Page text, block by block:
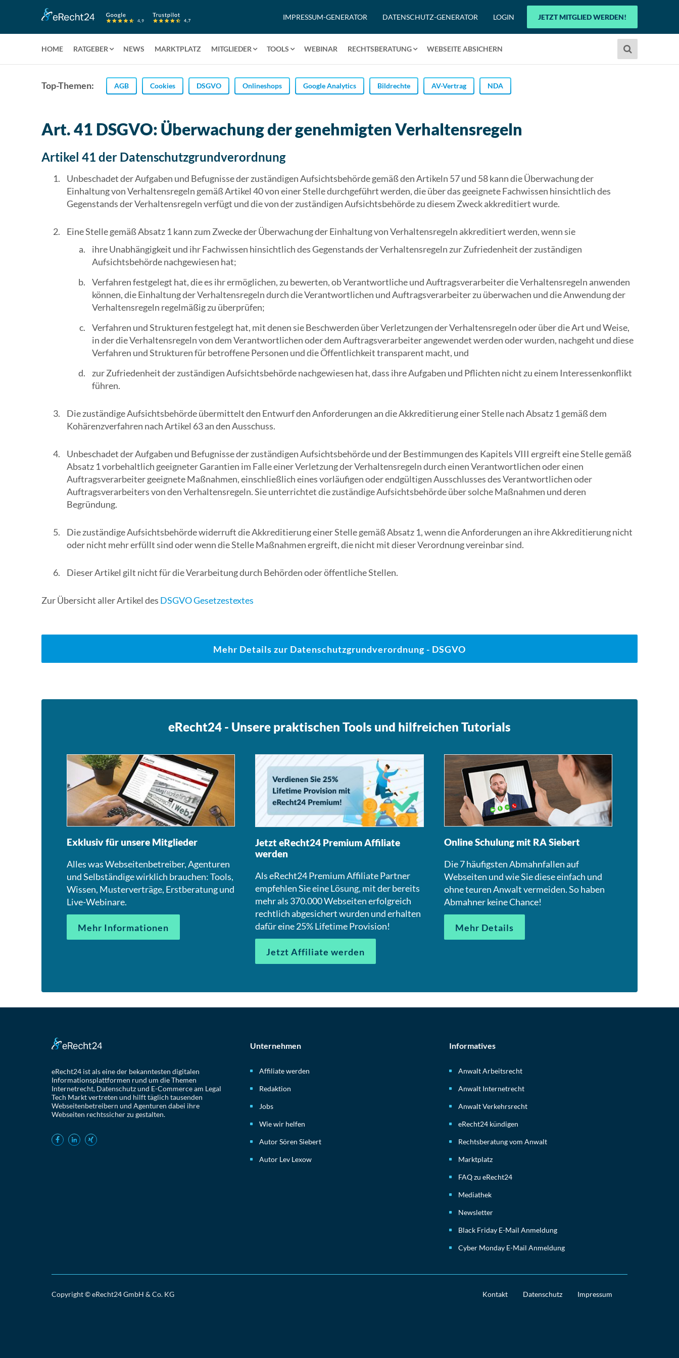
IMPRESSUM-GENERATOR DATENSCHUTZ-GENERATOR LOGIN JETZT MITGLIED WERDEN!
HOME RATGEBER NEWS MARKTPLATZ MITGLIEDER TOOLS WEBINAR RECHTSBERATUNG WEBSEITE ABSICHERN
Verwende
die
zu
gelangen.
von
Touchgeräten
und
Top-Themen: AGB Cookies DSGVO Onlineshops Google Analytics Bildrechte AV-Vertrag NDA
Art. 41 DSGVO: Überwachung der genehmigten Verhaltensregeln
Artikel 41 der Datenschutzgrundverordnung
Unbeschadet der Aufgaben und Befugnisse der zuständigen Aufsichtsbehörde gemäß den Artikeln 57 und 58 kann die Überwachung der
Einhaltung von Verhaltensregeln gemäß Artikel 40 von einer Stelle durchgeführt werden, die über das geeignete Fachwissen hinsichtlich des
Gegenstands der Verhaltensregeln verfügt und die von der zuständigen Aufsichtsbehörde zu diesem Zweck akkreditiert wurde.
Eine Stelle gemäß Absatz 1 kann zum Zwecke der Überwachung der Einhaltung von Verhaltensregeln akkreditiert werden, wenn sie
ihre Unabhängigkeit und ihr Fachwissen hinsichtlich des Gegenstands der Verhaltensregeln zur Zufriedenheit der zuständigen
Aufsichtsbehörde nachgewiesen hat;
Verfahren festgelegt hat, die es ihr ermöglichen, zu bewerten, ob Verantwortliche und Auftragsverarbeiter die Verhaltensregeln anwenden
können, die Einhaltung der Verhaltensregeln durch die Verantwortlichen und Auftragsverarbeiter zu überwachen und die Anwendung der
Verhaltensregeln regelmäßig zu überprüfen;
Verfahren und Strukturen festgelegt hat, mit denen sie Beschwerden über Verletzungen der Verhaltensregeln oder über die Art und Weise,
in der die Verhaltensregeln von dem Verantwortlichen oder dem Auftragsverarbeiter angewendet werden oder wurden, nachgeht und diese
Verfahren und Strukturen für betroffene Personen und die Öffentlichkeit transparent macht, und
zur Zufriedenheit der zuständigen Aufsichtsbehörde nachgewiesen hat, dass ihre Aufgaben und Pflichten nicht zu einem Interessenkonflikt
führen.
Die zuständige Aufsichtsbehörde übermittelt den Entwurf den Anforderungen an die Akkreditierung einer Stelle nach Absatz 1 gemäß dem
Kohärenzverfahren nach Artikel 63 an den Ausschuss.
Unbeschadet der Aufgaben und Befugnisse der zuständigen Aufsichtsbehörde und der Bestimmungen des Kapitels VIII ergreift eine Stelle gemäß
Absatz 1 vorbehaltlich geeigneter Garantien im Falle einer Verletzung der Verhaltensregeln durch einen Verantwortlichen oder einen
Auftragsverarbeiter geeignete Maßnahmen, einschließlich eines vorläufigen oder endgültigen Ausschlusses des Verantwortlichen oder
Auftragsverarbeiters von den Verhaltensregeln. Sie unterrichtet die zuständige Aufsichtsbehörde über solche Maßnahmen und deren
Begründung.
Die zuständige Aufsichtsbehörde widerruft die Akkreditierung einer Stelle gemäß Absatz 1, wenn die Anforderungen an ihre Akkreditierung nicht
oder nicht mehr erfüllt sind oder wenn die Stelle Maßnahmen ergreift, die nicht mit dieser Verordnung vereinbar sind.
Dieser Artikel gilt nicht für die Verarbeitung durch Behörden oder öffentliche Stellen.
Zur Übersicht aller Artikel des DSGVO Gesetzestextes
Mehr Details zur Datenschutzgrundverordnung - DSGVO
eRecht24 - Unsere praktischen Tools und hilfreichen Tutorials
Exklusiv für unsere Mitglieder
Alles was Webseitenbetreiber, Agenturen
und Selbständige wirklich brauchen: Tools,
Wissen, Musterverträge, Erstberatung und
Live-Webinare.
Mehr Informationen
Jetzt eRecht24 Premium Affiliate
werden
Als eRecht24 Premium Affiliate Partner
empfehlen Sie eine Lösung, mit der bereits
mehr als 370.000 Webseiten erfolgreich
rechtlich abgesichert wurden und erhalten
dafür eine 25% Lifetime Provision!
Jetzt Affiliate werden
Online Schulung mit RA Siebert
Die 7 häufigsten Abmahnfallen auf
Webseiten und wie Sie diese einfach und
ohne teuren Anwalt vermeiden. So haben
Abmahner keine Chance!
Mehr Details
eRecht24 ist als eine der bekanntesten digitalen
Informationsplattformen rund um die Themen
Internetrecht, Datenschutz und E-Commerce am Legal
Tech Markt vertreten und hilft täglich tausenden
Webseitenbetreibern und Agenturen dabei ihre
Webseiten rechtssicher zu gestalten.
Unternehmen
Affiliate werden
Redaktion
Jobs
Wie wir helfen
Autor Sören Siebert
Autor Lev Lexow
Informatives
Anwalt Arbeitsrecht
Anwalt Internetrecht
Anwalt Verkehrsrecht
eRecht24 kündigen
Rechtsberatung vom Anwalt
Marktplatz
FAQ zu eRecht24
Mediathek
Newsletter
Black Friday E-Mail Anmeldung
Cyber Monday E-Mail Anmeldung
Kontakt Datenschutz Impressum
Copyright © eRecht24 GmbH & Co. KG